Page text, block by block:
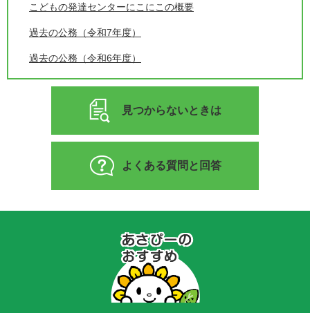
こどもの発達センターにこにこの概要
過去の公務（令和7年度）
過去の公務（令和6年度）
見つからないときは
よくある質問と回答
の
お
す